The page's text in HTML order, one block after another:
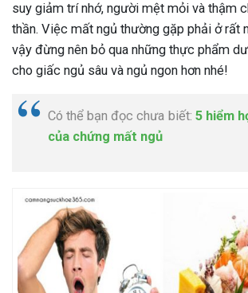
suy giảm trí nhớ, người mệt mỏi và thậm
thần. Việc mất ngủ thường gặp phải ở rất
vậy đừng nên bỏ qua những thực phẩm
cho giấc ngủ sâu và ngủ ngon hơn nhé!
Có thể bạn đọc chưa biết: 5 hiểm
của chứng mất ngủ